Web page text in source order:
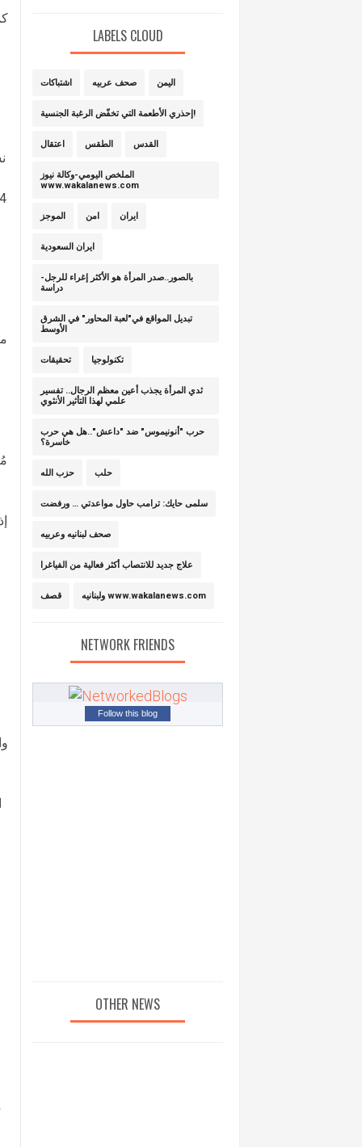
LABELS CLOUD
اشتباكات صحف عربيه اليمن
إحذري الأطعمة التي تخفّض الرغبة الجنسية!
اعتقال الطقس القدس
الملخص اليومي-وكالة نيوز
www.wakalanews.com
الموجز امن ايران
ايران السعودية
بالصور..صدر المرأة هو الأكثر إغراء للرجل-
دراسة
تبديل المواقع في"لعبة المحاور" في الشرق
الأوسط
تحقيقات تكنولوجيا
ثدي المرأة يجذب أعين معظم الرجال.. تفسير
علمي لهذا التأثير الأنثوي
حرب "أنونيموس" ضد "داعش"..هل هي حرب
خاسرة؟
حزب الله حلب
سلمى حايك: ترامب حاول مواعدتي … ورفضت
صحف لبنانيه وعربيه
علاج جديد للانتصاب أكثر فعالية من الفياغرا
قصف ولبنانيه www.wakalanews.com
NETWORK FRIENDS
Follow this blog
OTHER NEWS